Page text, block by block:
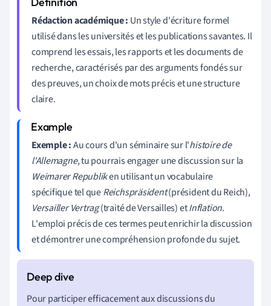
Rédaction académique : Un style d'écriture formel
utilisé dans les universités et les publications savantes. Il
comprend les essais, les rapports et les documents de
recherche, caractérisés par des arguments fondés sur
des preuves, un choix de mots précis et une structure
claire.
Exemple :Au cours d'un séminaire sur l'histoire de
l'Allemagne, tu pourrais engager une discussion sur la
Weimarer Republiken utilisant un vocabulaire
spécifique tel queReichspräsident(président du Reich),
Versailler Vertrag(traité de Versailles) etInflation.
L'emploi précis de ces termes peut enrichir la discussion
et démontrer une compréhension profonde du sujet.
Pour participer efficacement aux discussions du